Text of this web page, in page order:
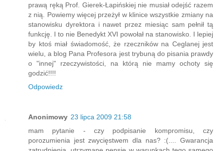
prawą ręką Prof. Gierek-Łapińskiej nie musiał odejść razem
z nią. Powiemy więcej przeżył w klinice wszystkie zmiany na
stanowisku dyrektora i nawet przez miesiąc sam pełnił tą
funkcję. I to nie Benedykt XVI powołał na stanowisko. I lepiej
by ktoś miał świadomość, że rzeczników na Ceglanej jest
wielu, a blog Pana Profesora jest trybuną do pisania prawdy
o "innej" rzeczywistości, na którą nie mamy ochoty się
godzić!!!!
Odpowiedz
Anonimowy 23 lipca 2009 21:58
mam pytanie - czy podpisanie kompromisu, czy
porozumienia jest zwycięstwem dla nas? :(.... Gwarancja